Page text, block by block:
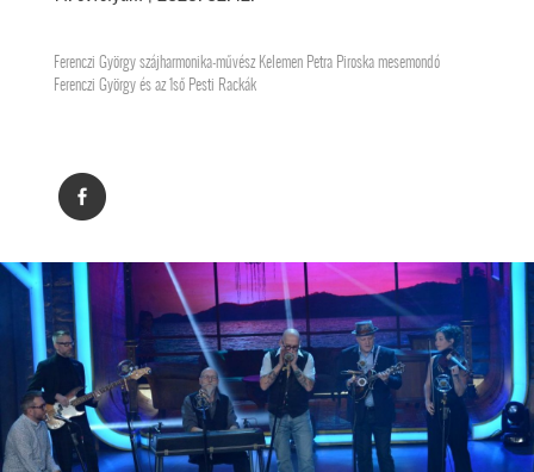
Ferenczi György szájharmonika-művész Kelemen Petra Piroska mesemondó
Ferenczi György és az 1ső Pesti Rackák